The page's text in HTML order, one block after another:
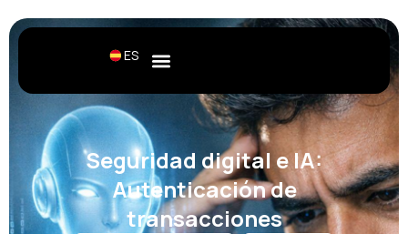
ES
Seguridad digital e IA:
Autenticación de
transacciones